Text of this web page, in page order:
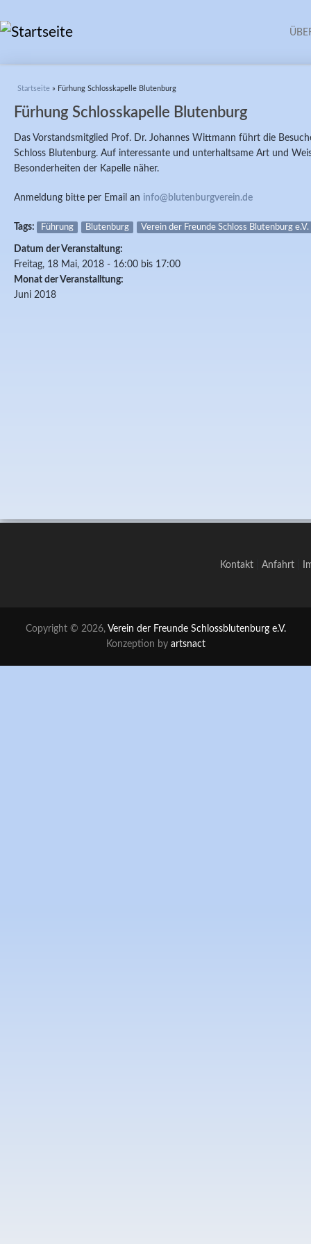
Sie sind hier
Startseite » Fürhung Schlosskapelle Blutenburg
Fürhung Schlosskapelle Blutenburg
Das Vorstandsmitglied Prof. Dr. Johannes Wittmann führt die
Schloss Blutenburg. Auf interessante und unterhaltsame Art und
Besonderheiten der Kapelle näher.
Anmeldung bitte per Email an info@blutenburgverein.de
Tags: Führung Blutenburg Verein der Freunde Schloss Blutenburg e.V.
Datum der Veranstaltung:
Freitag, 18 Mai, 2018 - 16:00 bis 17:00
Monat der Veranstalltung:
Juni 2018
Kontakt Anfahrt
Copyright © 2026, Verein der Freunde Schlossblutenburg e.V.
Konzeption by artsnact